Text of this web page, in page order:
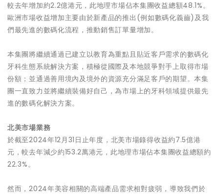
較去年增加約2.2億港元，此地理市場佔本集團收益總額48.1%。
歐洲市場收益增加主要由於新產品的推出(例如數碼化義齒)及我
們最先進的數碼化流程，推動銷售訂單量增加。
本集團將繼續通過已建立以教育為重點且貼近客戶需求的數碼化
牙科生態系統解決方案，積極從國際及本地競爭對手上取得市場
份額；並通過善用境內及境外的資源充分滿足客戶的期望。本集
團一直致力並將繼續裝備好自己，為市場上的牙科領域提供最先
進的數碼化解決方案。
北美市場業務
於截至2024年12月31日止年度，北美市場錄得收益約7.5億港
元，較去年減少約153.2萬港元，此地理市場佔本集團收益總額約
22.3%。
然而，2024年美容相關的高端產品需求相對疲弱，導致我們於